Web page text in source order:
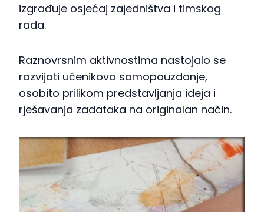
izgrađuje osjećaj zajedništva i timskog
rada.
Raznovrsnim aktivnostima nastojalo se
razvijati učenikovo samopouzdanje,
osobito prilikom predstavljanja ideja i
rješavanja zadataka na originalan način.